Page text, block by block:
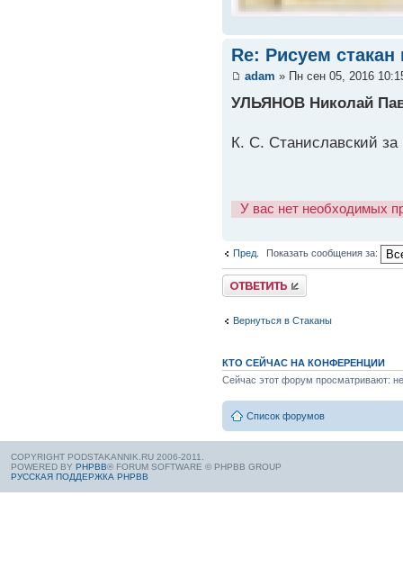
Re: Рисуем
adam » Пн сен 05, 2016
УЛЬЯНОВ Николай
К. С. Станиславский
У вас нет необходимых
Пред. Показать сообщения за:
Вернуться в Стаканы
КТО СЕЙЧАС НА КОНФЕРЕНЦИИ
Сейчас этот форум просматривают:
Список форумов
COPYRIGHT PODSTAKANNIK.RU 2006-2011.
POWERED BY PHPBB® FORUM SOFTWARE © PHPBB GROUP
РУССКАЯ ПОДДЕРЖКА PHPBB